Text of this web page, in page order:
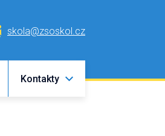
skola@zsoskol.cz
Kontakty